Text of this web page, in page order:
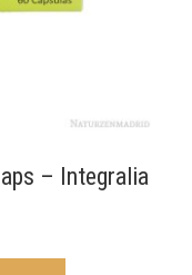
– Integralia